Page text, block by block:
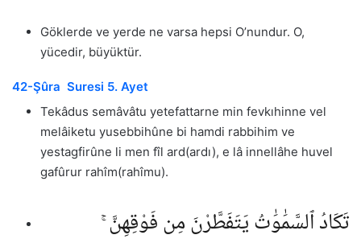
Göklerde ve yerde ne varsa hepsi O’nundur. O,
yücedir, büyüktür.
42-Şûra Suresi 5. Ayet
Tekâdus semâvâtu yetefattarne min fevkıhinne vel
melâiketu yusebbihûne bi hamdi rabbihim ve
yestagfirûne li men fîl ard(ardı), e lâ innellâhe huvel
gafûrur rahîm(rahîmu).
تَكَادُ ٱلسَّمَٰوَٰتُ يَتَفَطَّرْنَ مِن فَوْقِهِنَّ ۚ